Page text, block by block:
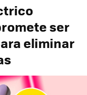
ser
eliminar